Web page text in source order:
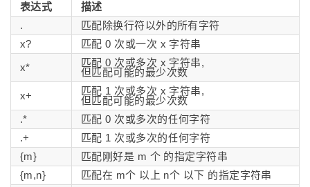
表达式
描述
.
匹配除换行符以外的所有字符
x?
匹配 0 次或一次 x 字符串
x*
匹配 0 次或多次 x 字符串,
但匹配可能的最少次数
x+
匹配 1 次或多次 x 字符串,
但匹配可能的最少次数
.*
匹配 0 次或多次的任何字符
.+
匹配 1 次或多次的任何字符
{m}
匹配刚好是 m 个 的指定字符串
{m,n}
匹配在 m个 以上 n个 以下 的指定字符串